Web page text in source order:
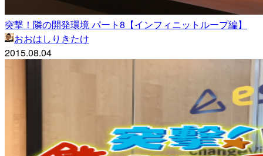
突撃！隣の開発環境 パート8【インフィニットループ編】
おおはしりきたけ
2015.08.04